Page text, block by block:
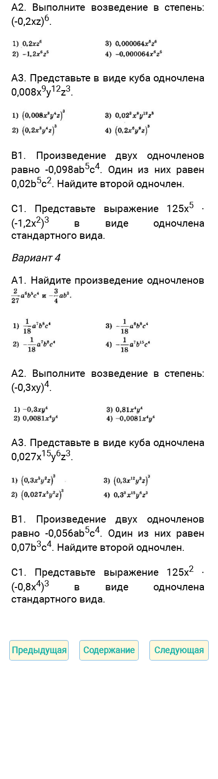
А2. Выполните возведение в степень:
(-0,2хz)6.
А3. Представьте в виде куба одночлена
0,008x9y12z3.
В1. Произведение двух одночленов
равно -0,098аb5с4. Один из них равен
0,02b5с2. Найдите второй одночлен.
С1. Представьте выражение 125x5∙
(-1,2x2)3
в виде одночлена
стандартного вида.
Вариант 4
А1. Найдите произведение одночленов
А2. Выполните возведение в степень:
(-0,3хy)4.
А3. Представьте в виде куба одночлена
0,027x15y6z3.
В1. Произведение двух одночленов
равно -0,056аb5с4. Один из них равен
0,07b3с4. Найдите второй одночлен.
С1. Представьте выражение 125x2∙
(-0,8x4)3
в виде одночлена
стандартного вида.
Предыдущая Содержание Следующая